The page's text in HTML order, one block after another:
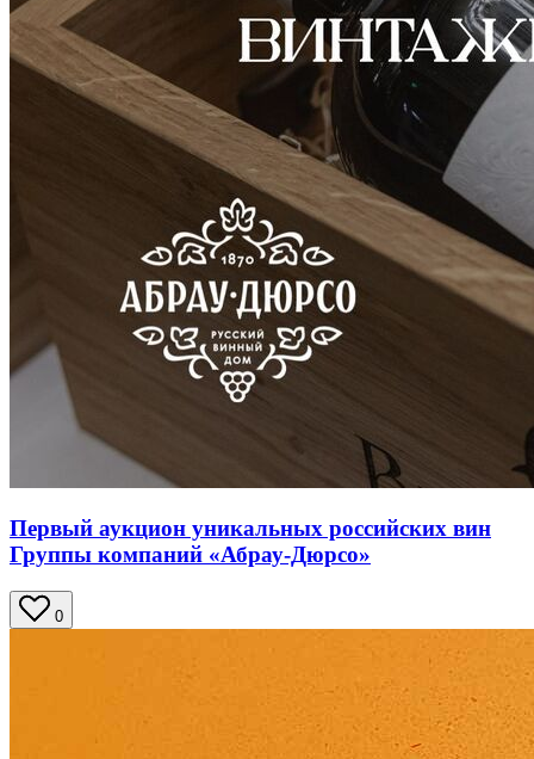
Первый аукцион уникальных российских вин
Группы компаний «Абрау-Дюрсо»
0